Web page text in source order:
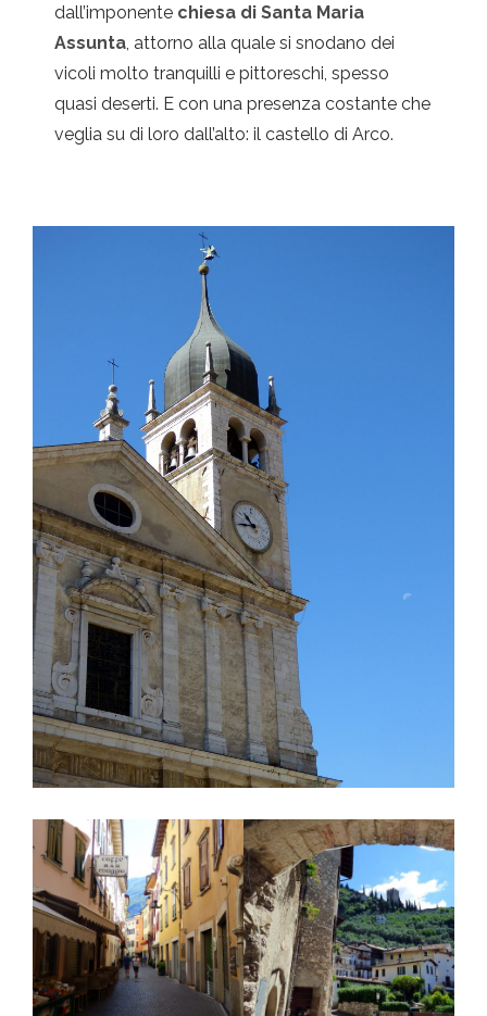
dall’imponente chiesa di Santa Maria
Assunta , attorno alla quale si snodano dei
vicoli molto tranquilli e pittoreschi, spesso
quasi deserti. E con una presenza costante che
veglia su di loro dall’alto: il castello di Arco.